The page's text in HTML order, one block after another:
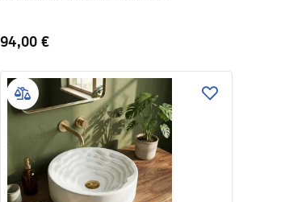
94,00 €